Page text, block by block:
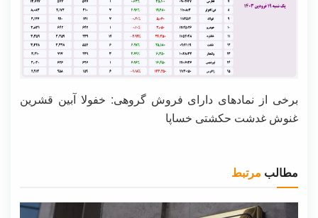
برخی از نمادهای دارای فروش گروهی: خفولا آبین قشرین
غنوش غدشت حکشتی خساپا
مطالب مرتبط